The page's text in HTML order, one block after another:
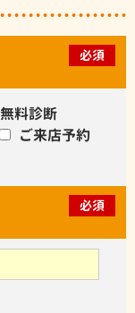
必須
料診断
ご来店予約
必須